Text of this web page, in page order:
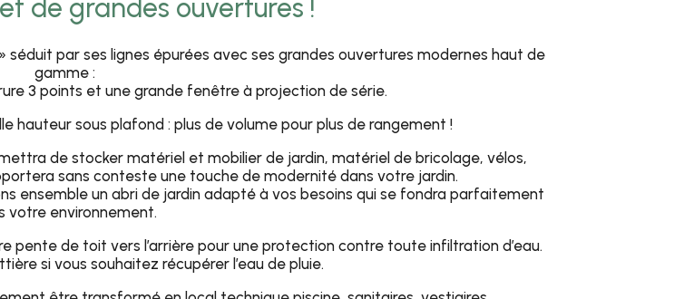
de grandes ouvertures !
séduit par ses lignes épurées avec ses grandes ouvertures modernes haut de
gamme :
3 points et une grande fenêtre à projection de série.
hauteur sous plafond : plus de volume pour plus de rangement !
de stocker matériel et mobilier de jardin, matériel de bricolage, vélos,
sans conteste une touche de modernité dans votre jardin.
ensemble un abri de jardin adapté à vos besoins qui se fondra parfaitement
votre environnement.
pente de toit vers l’arrière pour une protection contre toute infiltration d’eau.
si vous souhaitez récupérer l’eau de pluie.